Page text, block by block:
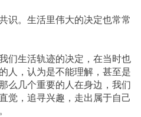
识。生活里伟大的决定也常常
们生活轨迹的决定，在当时也
人，认为是不能理解，甚至是
么几个重要的人在身边，我们
觉，追寻兴趣，走出属于自己